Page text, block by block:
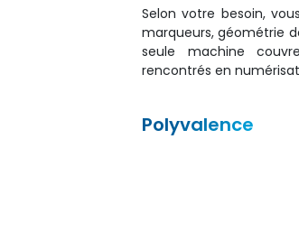
Selon votre besoin,
marqueurs, géométrie
seule machine
rencontrés en
Polyvalence